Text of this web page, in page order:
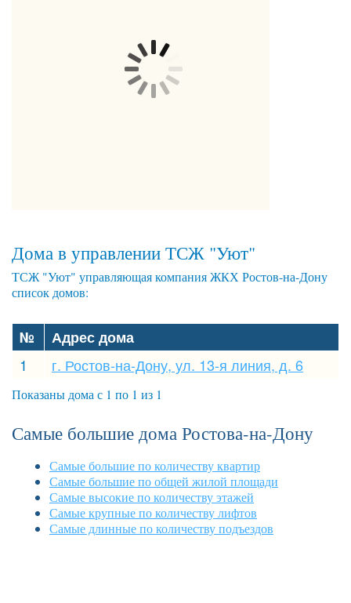
Дома в управлении ТСЖ "Уют"
ТСЖ "Уют" управляющая компания ЖКХ Ростов-на-Дону
список домов:
№
Адрес дома
1
г. Ростов-на-Дону, ул. 13-я линия, д. 6
Показаны дома с 1 по 1 из 1
Самые большие дома Ростова-на-Дону
Самые большие по количеству квартир
Самые большие по общей жилой площади
Самые высокие по количеству этажей
Самые крупные по количеству лифтов
Самые длинные по количеству подъездов